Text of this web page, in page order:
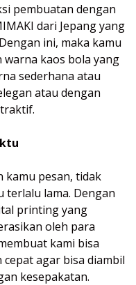
pembuatan dengan
dari Jepang yang
ini, maka kamu
kaos bola yang
sederhana atau
atau dengan
kamu pesan, tidak
lama. Dengan
printing yang
oleh para
kami bisa
agar bisa diambil
kesepakatan.